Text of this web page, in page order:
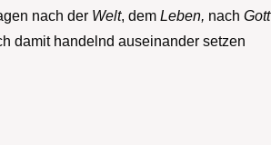
nach der Welt, dem Leben, nach Gott
damit handelnd auseinander setzen